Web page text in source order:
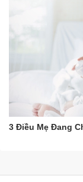
3 Điều Mẹ Đang